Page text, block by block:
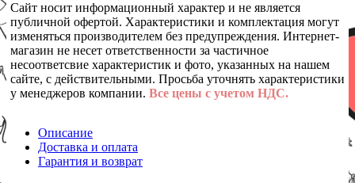
Сайт носит информационный характер и не является
публичной офертой. Характеристики и комплектация могут
изменяться производителем без предупреждения. Интернет-
магазин не несет ответственности за частичное
несоответсвие характеристик и фото, указанных на нашем
сайте, с действительными. Просьба уточнять характеристики
у менеджеров компании. Все цены с учетом НДС.
Описание
Доставка и оплата
Гарантия и возврат